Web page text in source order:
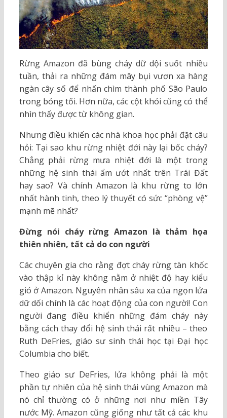
Rừng Amazon đã bùng cháy dữ dội suốt nhiều
tuần, thải ra những đám mây bụi vươn xa hàng
ngàn cây số để nhấn chìm thành phố São Paulo
trong bóng tối. Hơn nữa, các cột khói cũng có thể
nhìn thấy được từ không gian.
Nhưng điều khiến các nhà khoa học phải đặt câu
hỏi: Tại sao khu rừng nhiệt đới này lại bốc cháy?
Chẳng phải rừng mưa nhiệt đới là một trong
những hệ sinh thái ẩm ướt nhất trên Trái Đất
hay sao? Và chính Amazon là khu rừng to lớn
nhất hành tinh, theo lý thuyết có sức “phòng vệ”
mạnh mẽ nhất?
Đừng nói cháy rừng Amazon là thảm họa
thiên nhiên, tất cả do con người
Các chuyên gia cho rằng đợt cháy rừng tàn khốc
vào thập kỉ này không nằm ở nhiệt độ hay kiểu
gió ở Amazon. Nguyên nhân sâu xa của ngọn lửa
dữ dối chính là các hoạt động của con người! Con
người đang điều khiển những đám cháy này
bằng cách thay đổi hệ sinh thái rất nhiều – theo
Ruth DeFries, giáo sư sinh thái học tại Đại học
Columbia cho biết.
Theo giáo sư DeFries, lửa không phải là một
phần tự nhiên của hệ sinh thái vùng Amazon mà
nó chỉ thường có ở những nơi như miền Tây
nước Mỹ. Amazon cũng giống như tất cả các khu